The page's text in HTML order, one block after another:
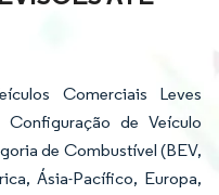
Comerciais Leves
de Veículo
de Combustível (BEV,
Ásia-Pacífico, Europa,